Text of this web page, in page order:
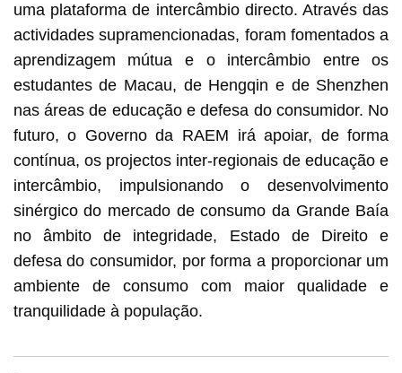
uma plataforma de intercâmbio directo. Através das
actividades supramencionadas, foram fomentados a
aprendizagem mútua e o intercâmbio entre os
estudantes de Macau, de Hengqin e de Shenzhen
nas áreas de educação e defesa do consumidor. No
futuro, o Governo da RAEM irá apoiar, de forma
contínua, os projectos inter-regionais de educação e
intercâmbio, impulsionando o desenvolvimento
sinérgico do mercado de consumo da Grande Baía
no âmbito de integridade, Estado de Direito e
defesa do consumidor, por forma a proporcionar um
ambiente de consumo com maior qualidade e
tranquilidade à população.